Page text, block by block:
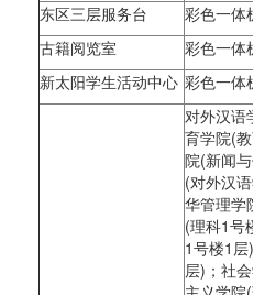
东区三层服务台
彩色一体
古籍阅览室
彩色一体
新太阳学生活动中心 彩色一体
对外汉语
育学院(
院(新闻
(对外汉
华管理学
(理科1号
1号楼1
层)；社